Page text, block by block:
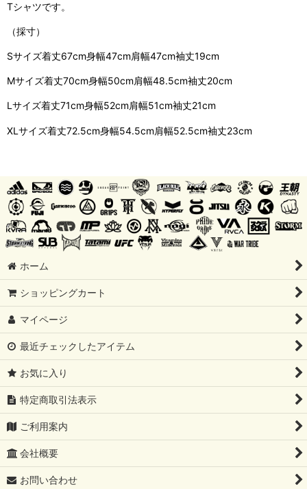
Tシャツです。
（採寸）
Sサイズ着丈67cm身幅47cm肩幅47cm袖丈19cm
Mサイズ着丈70cm身幅50cm肩幅48.5cm袖丈20cm
Lサイズ着丈71cm身幅52cm肩幅51cm袖丈21cm
XLサイズ着丈72.5cm身幅54.5cm肩幅52.5cm袖丈23cm
ホーム
ショッピングカート
マイページ
最近チェックしたアイテム
お気に入り
特定商取引法表示
ご利用案内
会社概要
お問い合わせ